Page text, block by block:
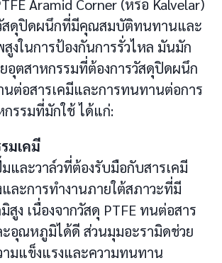
Aramid Corner (หรือ Kalvelar)
สดุปิดผนึกที่มีคุณสมบัติทนทานและ
งในการป้องกันการรั่วไหล มันมัก
อุตสาหกรรมที่ต้องการวัสดุปิดผนึก
ต่อสารเคมีและการทนทานต่อการ
รรมที่มักใช้ ได้แก่:
มเคมี
และวาล์วที่ต้องรับมือกับสารเคมี
ละการทำงานภายใต้สภาวะที่มี
ง เนื่องจากวัสดุ PTFE ทนต่อสาร
ะอุณหภูมิได้ดี ส่วนมุมอะรามิดช่วย
ามแข็งแรงและความทนทาน